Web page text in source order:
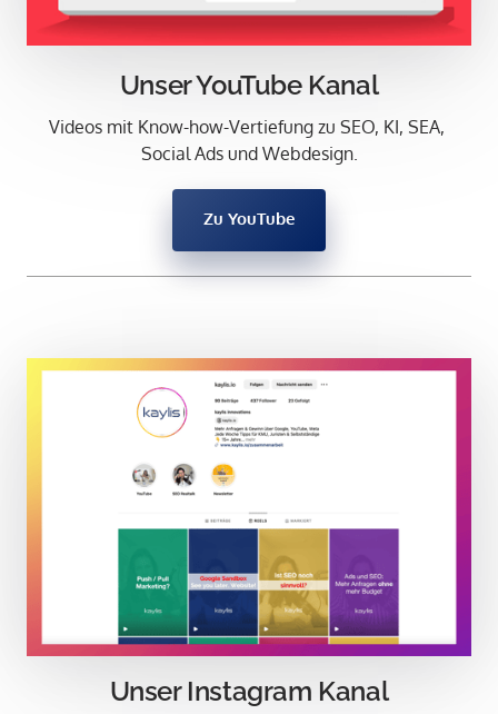
Unser YouTube Kanal
Videos mit Know-how-Vertiefung zu SEO, KI, SEA,
Social Ads und Webdesign.
Zu YouTube
Unser Instagram Kanal